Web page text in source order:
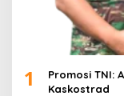
1
Promosi TNI:
Kaskostrad